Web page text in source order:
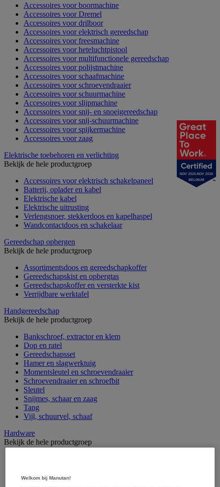
Accessoires voor boormachine
Accessoires voor Dremel
Accessoires voor drilboor
Accessoires voor elektrisch gereedschap
Accessoires voor freesmachine
Accessoires voor heteluchtpistool
Accessoires voor multifunctionele gereedschap
Accessoires voor polijstmachine
Accessoires voor schaafmachine
Accessoires voor schroevendraaier
Accessoires voor schuurmachine
Accessoires voor slijpmachine
Accessoires voor snij- en snoeigereedschap
Accessoires voor snij-schuurmachine
Accessoires voor spijkermachine
Accessoires voor zaag
Elektrische toebehoren en verlichting
Bekijk de hele productgroep
Accessoires voor elektrisch schakelpaneel
Batterij, oplader en kabel
Elektrische kabel
Elektrische uitrusting
Verlengsnoer, stekkerdoos en kapelhaspel
Wandcontactdoos en schakelaar
Gereedschap opbergen
Bekijk de hele productgroep
Assortimentsdoos en gereedschapkoffer
Gereedschapskist en opbergtas
Gereedschapskoffer en versterkte kist
Verrijdbare werktafel
Handgereedschap
Bekijk de hele productgroep
Bankschroef, extractor en klem
Dop en ratel
Gereedschapsset
Hamer en slagwerktuig
Momentsleutel en schroevendraaier
Schroevendraaier en schroefbit
Sleutel
Snijmes, schaar en zaag
Tang
Vijl, schuurvel, schaaf
Hardware
Bekijk de hele productgroep
Bout
NOV 2025-NOV 2026
BELGIUM
Welkom bij Manutan!